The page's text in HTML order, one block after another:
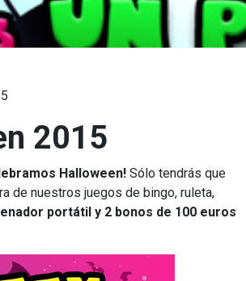
2015
Halloween! Sólo tendrás que
de nuestros juegos de bingo, ruleta,
portátil y 2 bonos de 100 euros